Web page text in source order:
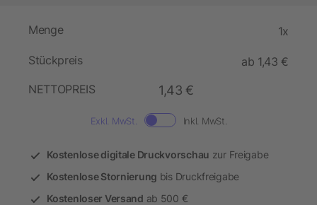
Menge 1x
Stückpreis
ab 1,43 €
NETTOPREIS
1,43 €
Exkl. MwSt. Inkl. MwSt.
Kostenlose digitale Druckvorschau zur Freigabe
Kostenlose Stornierung bis Druckfreigabe
Kostenloser Versand ab 500 €